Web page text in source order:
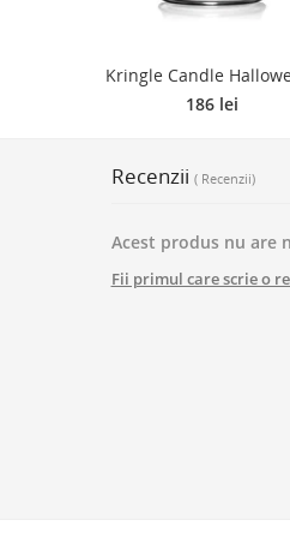
186 lei
Recenzii ( Recenzii)
Acest produs nu are
Fii primul care scrie o